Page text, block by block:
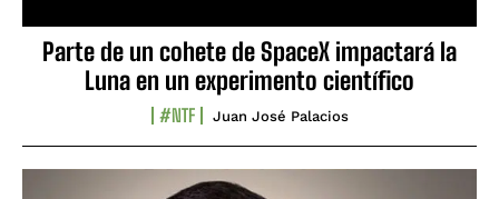
Parte de un cohete de SpaceX impactará la
Luna en un experimento científico
#NTF Juan José Palacios